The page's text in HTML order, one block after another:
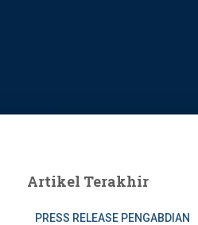
Artikel Terakhir
PRESS RELEASE PENGABDIAN